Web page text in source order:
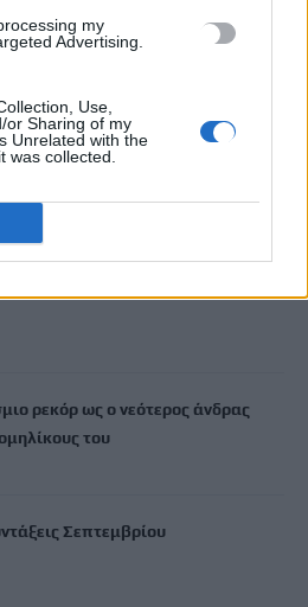
my
Advertising.
Use,
or Sharing of my
Unrelated with the
was collected.
που προστατεύουν τον
χωρίς εισοδηματικά κριτήρια:
ρεκόρ ως ο νεότερος άνδρας
του
Σεπτεμβρίου